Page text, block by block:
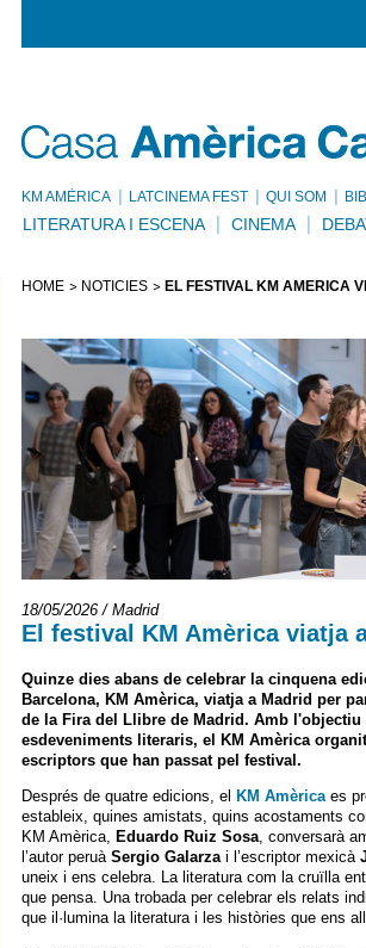
KM AMÈRICA LATCINEMA FEST QUI SOM
LITERATURA I ESCENA CINEMA
HOME NOTÍCIES EL FESTIVAL KM AMÈRICA
18/05/2026 / Madrid
El festival KM Amèrica viatja
Quinze dies abans de celebrar la cinquena
Barcelona, KM Amèrica, viatja a Madrid per
de la Fira del Llibre de Madrid. Amb
esdeveniments literaris, el KM Amèrica
escriptors que han passat pel festival.
Després de quatre edicions, el KM Amèricaes
estableix, quines amistats, quins acostaments
KM Amèrica, Eduardo Ruiz Sosa, conversarà
l’autor peruà Sergio Galarzai l’escriptor mexicà
uneix i ens celebra. La literatura com la cruïlla
que pensa. Una trobada per celebrar els relats
que il·lumina la literatura i les històries que ens